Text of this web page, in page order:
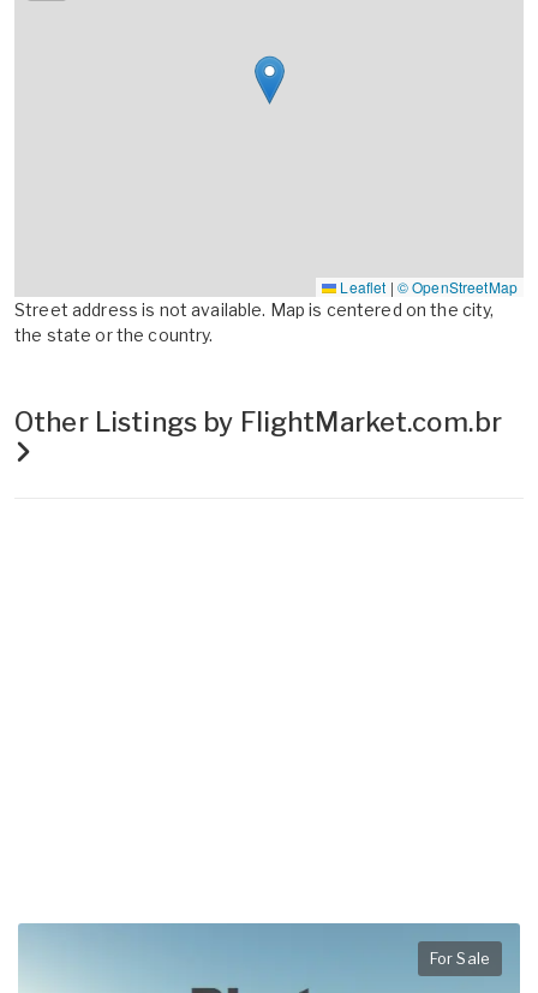
Leaflet | © OpenStreetMap
Street address is not available. Map is centered on the city,
the state or the country.
Other Listings by FlightMarket.com.br
For Sale